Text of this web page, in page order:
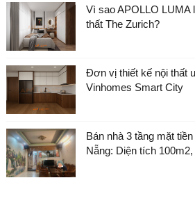
Vì sao APOLLO LUMA
thất The Zurich?
Đơn vị thiết kế nội thất
Vinhomes Smart City
Bán nhà 3 tầng mặt
Nẵng: Diện tích